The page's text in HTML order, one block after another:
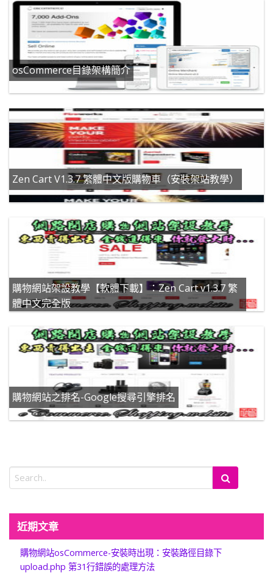
osCommerce目錄架構簡介
Zen Cart V1.3.7 繁體中文版購物車（安裝架站教學）
購物網站架設教學【軟體下載】：Zen Cart v1.3.7 繁
體中文完全版
購物網站之排名-Google搜尋引擎排名
近期文章
購物網站osCommerce-安裝時出現：安裝路徑目錄下
upload.php 第31行錯誤的處理方法